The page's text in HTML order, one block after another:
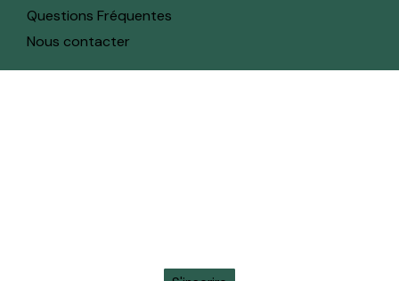
Questions Fréquentes
Nous contacter